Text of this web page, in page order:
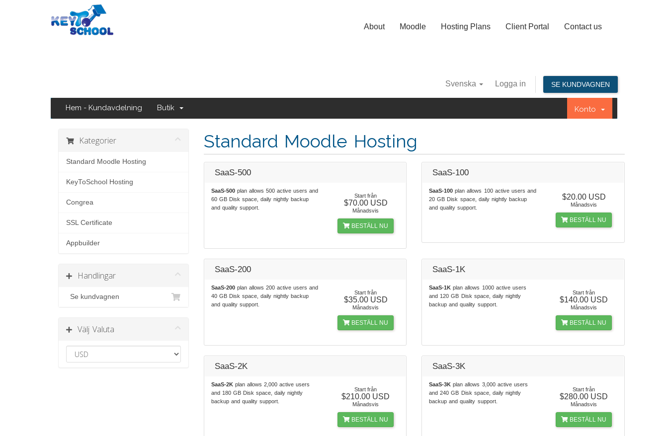
About Moodle Hosting Plans Client Portal Contact us
Svenska Logga in SE KUNDVAGNEN
Hem - Kundavdelning Butik Konto
Kategorier
Standard Moodle Hosting
KeyToSchool Hosting
Congrea
SSL Certificate
Appbuilder
Handlingar
Se kundvagnen
Välj Valuta
Standard Moodle Hosting
SaaS-500
SaaS-500plan allows 500 active users and
60 GB Disk space, daily nightly backup
and quality support.
Start från
$70.00 USD
Månadsvis
BESTÄLL NU
SaaS-100
SaaS-100 plan allows 100 active users and
20 GB Disk space, daily nightly backup
and quality support.
$20.00 USD
Månadsvis
BESTÄLL NU
SaaS-200
SaaS-200plan allows 200 active users and
40 GB Disk space, daily nightly backup
and quality support.
Start från
$35.00 USD
Månadsvis
BESTÄLL NU
SaaS-1K
SaaS-1K plan allows 1000 active users
and 120 GB Disk space, daily nightly
backup and quality support.
Start från
$140.00 USD
Månadsvis
BESTÄLL NU
SaaS-2K
SaaS-2Kplan allows 2,000 active users
and 180 GB Disk space, daily nightly
backup and quality support.
Start från
$210.00 USD
Månadsvis
BESTÄLL NU
SaaS-3K
SaaS-3K plan allows 3,000 active users
and 240 GB Disk space, daily nightly
backup and quality support.
Start från
$280.00 USD
Månadsvis
BESTÄLL NU